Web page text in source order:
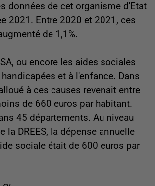
données de cet organisme d'Etat
2021. Entre 2020 et 2021, ces
de 1,1%.
ou encore les aides sociales
et à l'enfance. Dans
à ces causes revenait entre
de 660 euros par habitant.
45 départements. Au niveau
la DREES, la dépense annuelle
sociale était de 600 euros par